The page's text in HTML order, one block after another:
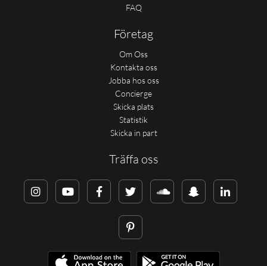
FAQ
Företag
Om Oss
Kontakta oss
Jobba hos oss
Concierge
Skicka plats
Statistik
Skicka in part
Träffa oss